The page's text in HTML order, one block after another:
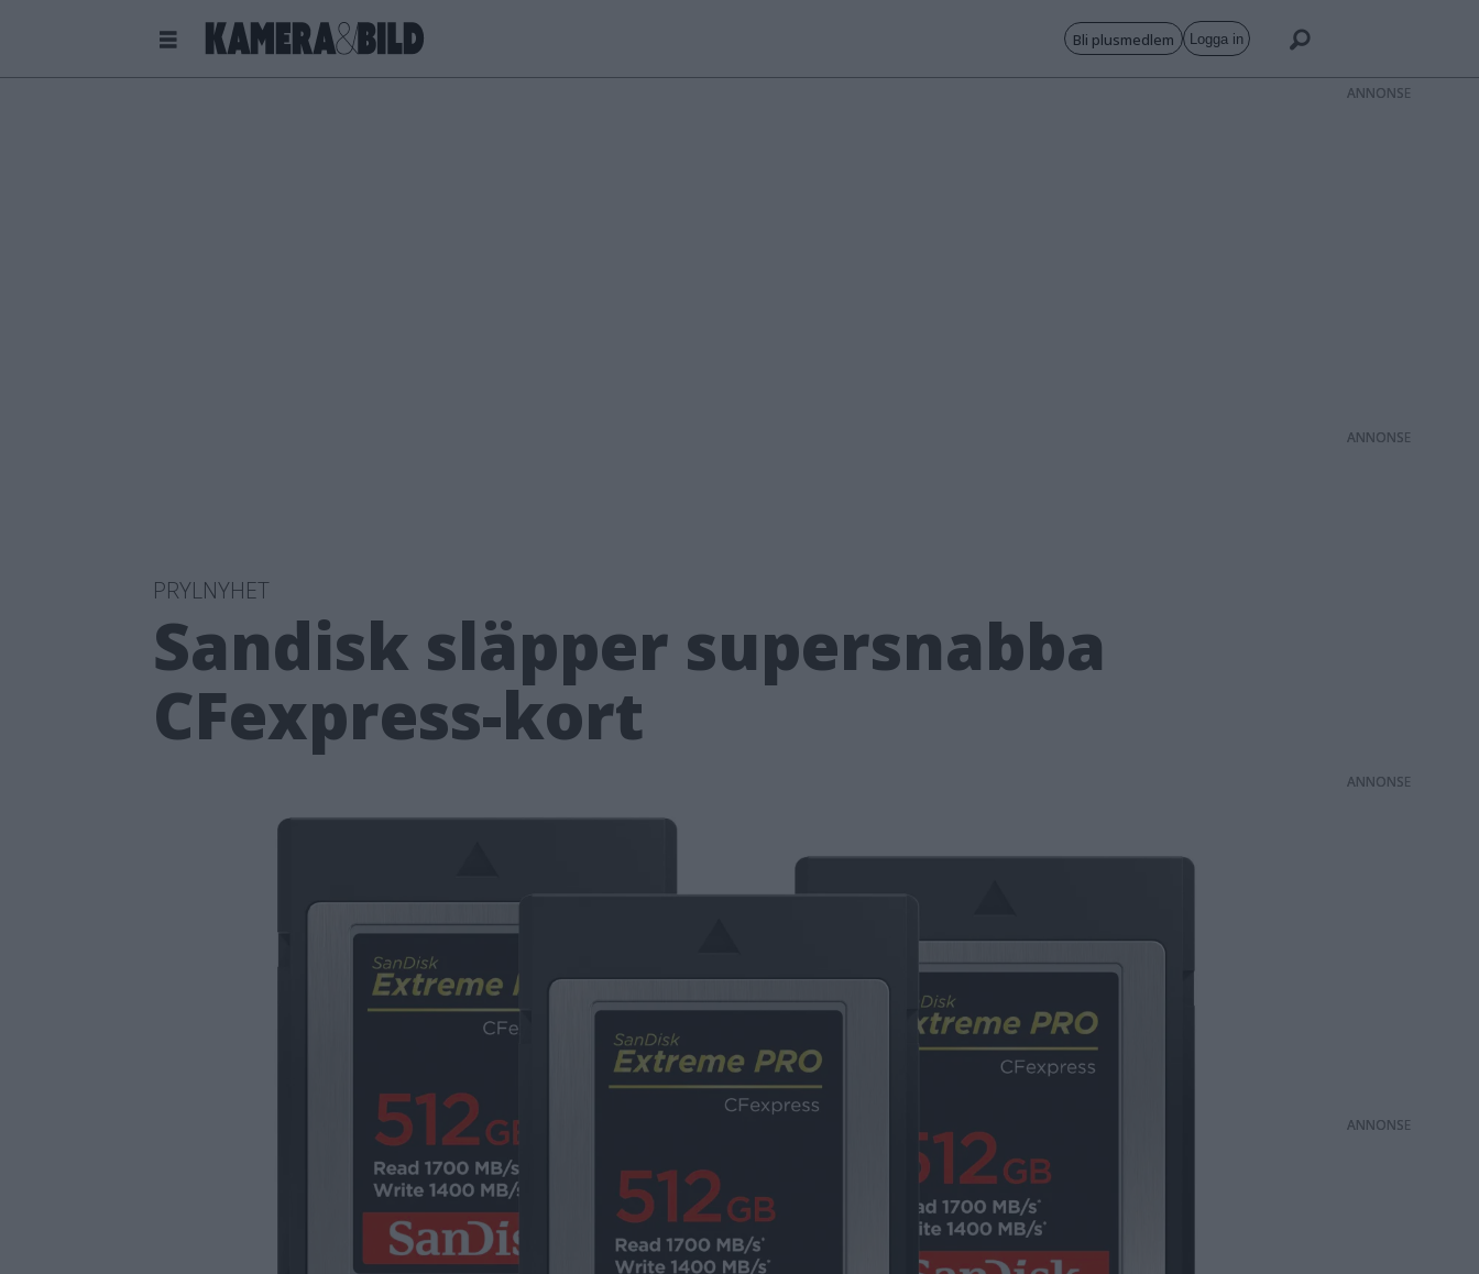
Bli plusmedlem Logga in
PRYLNYHET
Sandisk släpper supersnabba
CFexpress-kort
ANNONS
ANNONS
ANNONS
ANNONS